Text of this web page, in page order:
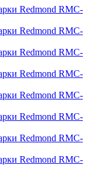
Redmond RMC-
Redmond RMC-
Redmond RMC-
Redmond RMC-
Redmond RMC-
Redmond RMC-
Redmond RMC-
Redmond RMC-